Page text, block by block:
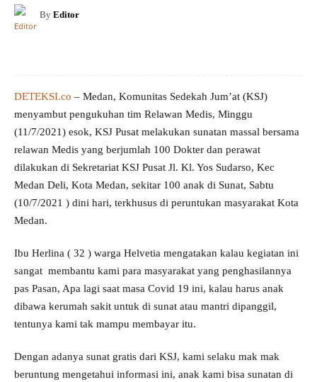
By Editor
DETEKSI.co – Medan, Komunitas Sedekah Jum’at (KSJ)
menyambut pengukuhan tim Relawan Medis, Minggu
(11/7/2021) esok, KSJ Pusat melakukan sunatan massal bersama
relawan Medis yang berjumlah 100 Dokter dan perawat
dilakukan di Sekretariat KSJ Pusat Jl. Kl. Yos Sudarso, Kec
Medan Deli, Kota Medan, sekitar 100 anak di Sunat, Sabtu
(10/7/2021 ) dini hari, terkhusus di peruntukan masyarakat Kota
Medan.
Ibu Herlina ( 32 ) warga Helvetia mengatakan kalau kegiatan ini
sangat membantu kami para masyarakat yang penghasilannya
pas Pasan, Apa lagi saat masa Covid 19 ini, kalau harus anak
dibawa kerumah sakit untuk di sunat atau mantri dipanggil,
tentunya kami tak mampu membayar itu.
Dengan adanya sunat gratis dari KSJ, kami selaku mak mak
beruntung mengetahui informasi ini, anak kami bisa sunatan di